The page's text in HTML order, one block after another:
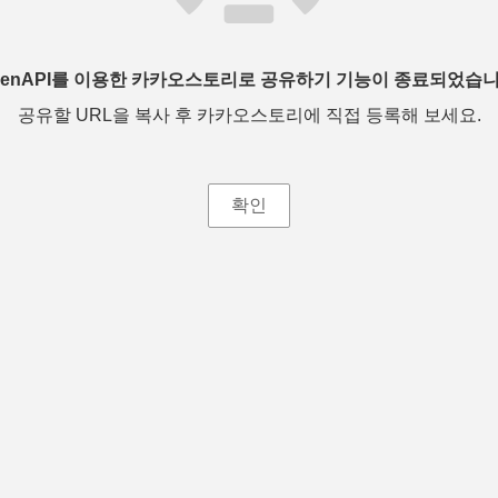
를 이용한 카카오스토리로 공유하기 기능이 종료되었습
공유할 URL을 복사 후 카카오스토리에 직접 등록해 보세요.
확인